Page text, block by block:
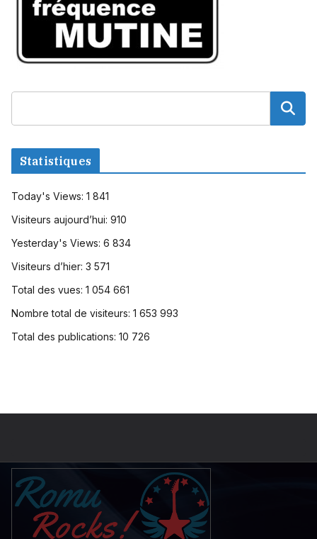
Statistiques
Today's Views: 1 841
Visiteurs aujourd’hui: 910
Yesterday's Views: 6 834
Visiteurs d’hier: 3 571
Total des vues: 1 054 661
Nombre total de visiteurs: 1 653 993
Total des publications: 10 726